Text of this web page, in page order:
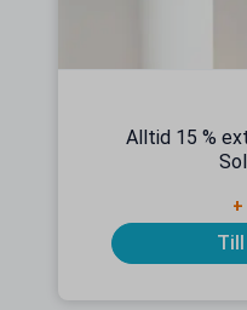
Alltid 15 %